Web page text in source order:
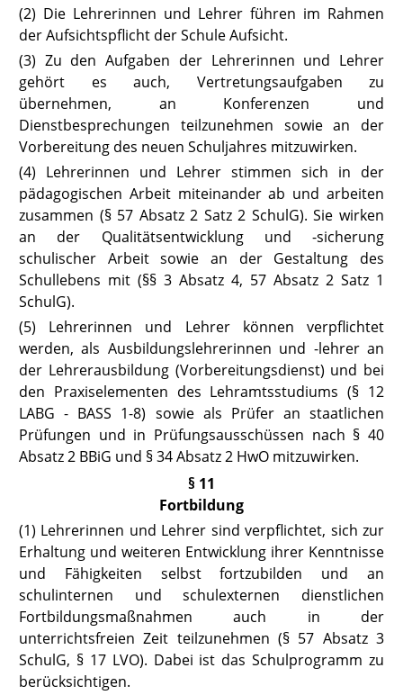
(2) Die Lehrerinnen und Lehrer führen im Rahmen
der Aufsichtspflicht der Schule Aufsicht.
(3) Zu den Aufgaben der Lehrerinnen und Lehrer
gehört es auch, Vertretungsaufgaben zu
übernehmen, an Konferenzen und
Dienstbesprechungen teilzunehmen sowie an der
Vorbereitung des neuen Schuljahres mitzuwirken.
(4) Lehrerinnen und Lehrer stimmen sich in der
pädagogischen Arbeit miteinander ab und arbeiten
zusammen (§ 57 Absatz 2 Satz 2 SchulG). Sie wirken
an der Qualitätsentwicklung und -sicherung
schulischer Arbeit sowie an der Gestaltung des
Schullebens mit (§§ 3 Absatz 4, 57 Absatz 2 Satz 1
SchulG).
(5) Lehrerinnen und Lehrer können verpflichtet
werden, als Ausbildungslehrerinnen und -lehrer an
der Lehrerausbildung (Vorbereitungsdienst) und bei
den Praxiselementen des Lehramtsstudiums(§ 12
LABG - BASS 1-8) sowie als Prüfer an staatlichen
Prüfungen und in Prüfungsausschüssen nach § 40
Absatz 2 BBiG und § 34 Absatz 2 HwO mitzuwirken.
§ 11
Fortbildung
(1) Lehrerinnen und Lehrer sind verpflichtet, sich zur
Erhaltung und weiteren Entwicklung ihrer Kenntnisse
und Fähigkeiten selbst fortzubilden und an
schulinternen und schulexternen dienstlichen
Fortbildungsmaßnahmen auch in der
unterrichtsfreien Zeit teilzunehmen(§ 57 Absatz 3
SchulG, § 17 LVO). Dabei ist das Schulprogramm zu
berücksichtigen.